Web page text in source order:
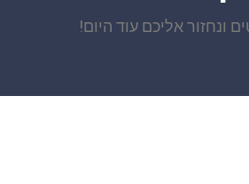
ונחזור אליכם עוד היום!